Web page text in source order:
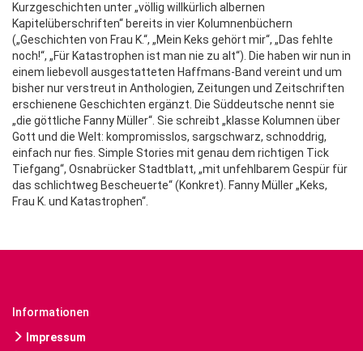
Kurzgeschichten unter „völlig willkürlich albernen
Kapitelüberschriften“ bereits in vier Kolumnenbüchern
(„Geschichten von Frau K.“, „Mein Keks gehört mir“, „Das fehlte
noch!“, „Für Katastrophen ist man nie zu alt“). Die haben wir nun in
einem liebevoll ausgestatteten Haffmans-Band vereint und um
bisher nur verstreut in Anthologien, Zeitungen und Zeitschriften
erschienene Geschichten ergänzt. Die Süddeutsche nennt sie
„die göttliche Fanny Müller“. Sie schreibt „klasse Kolumnen über
Gott und die Welt: kompromisslos, sargschwarz, schnoddrig,
einfach nur fies. Simple Stories mit genau dem richtigen Tick
Tiefgang“, Osnabrücker Stadtblatt, „mit unfehlbarem Gespür für
das schlichtweg Bescheuerte“ (Konkret). Fanny Müller „Keks,
Frau K. und Katastrophen“.
Informationen
Impressum